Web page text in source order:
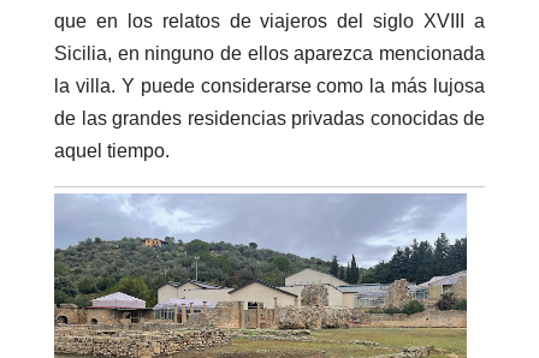
que en los relatos de viajeros del siglo XVIII a
Sicilia, en ninguno de ellos aparezca mencionada
la villa. Y puede considerarse como la más lujosa
de las grandes residencias privadas conocidas de
aquel tiempo.